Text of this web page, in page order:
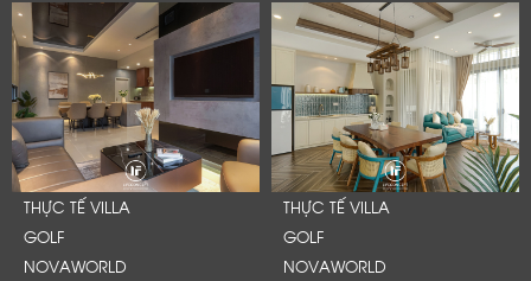
THỰC TẾ VILLA
GOLF
NOVAWORLD
THỰC TẾ VILLA
GOLF
NOVAWORLD